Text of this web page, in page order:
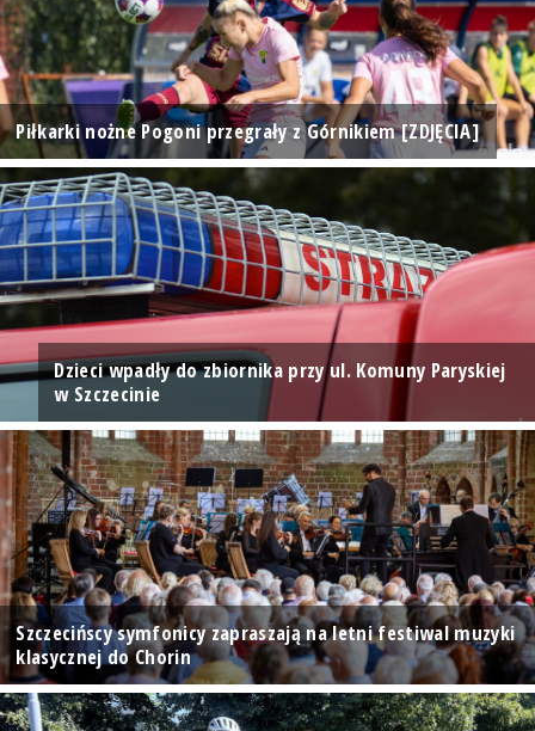
Piłkarki nożne Pogoni przegrały z Górnikiem [ZDJĘCIA]
Dzieci wpadły do zbiornika przy ul. Komuny Paryskiej
w Szczecinie
Szczecińscy symfonicy zapraszają na letni festiwal muzyki
klasycznej do Chorin